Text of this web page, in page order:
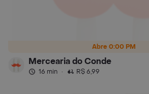
Abre 0:00 PM
Mercearia do Conde
16 min · R$ 6,99